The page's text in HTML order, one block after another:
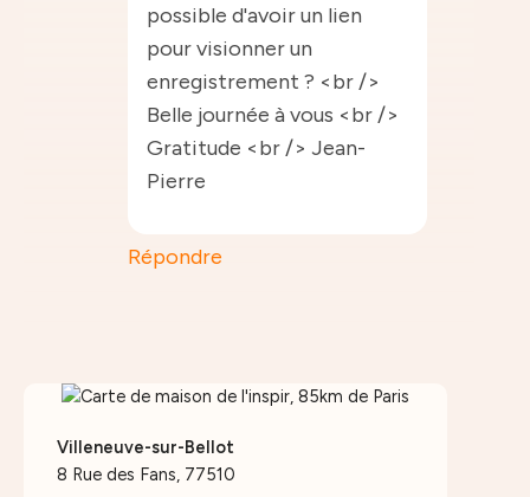
possible d'avoir un lien
pour visionner un
enregistrement ? <br />
Belle journée à vous <br />
Gratitude <br /> Jean-
Pierre
Répondre
Villeneuve-sur-Bellot
8 Rue des Fans, 77510